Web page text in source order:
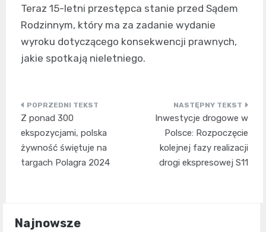
Teraz 15-letni przestępca stanie przed Sądem
Rodzinnym, który ma za zadanie wydanie
wyroku dotyczącego konsekwencji prawnych,
jakie spotkają nieletniego.
Nawigacja
wpisu
Z ponad 300
ekspozycjami, polska
żywność świętuje na
targach Polagra 2024
Inwestycje drogowe w
Polsce: Rozpoczęcie
kolejnej fazy realizacji
drogi ekspresowej S11
Najnowsze